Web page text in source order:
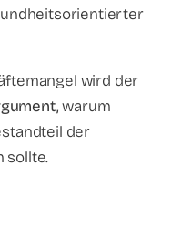
wird der
warum
der
sollte.